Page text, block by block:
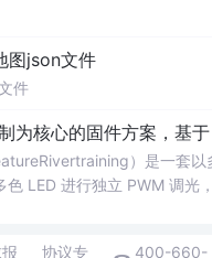
图json文件
件
为核心的固件方案，基
LED 进行独立 PWM 调
协议专 400-660-